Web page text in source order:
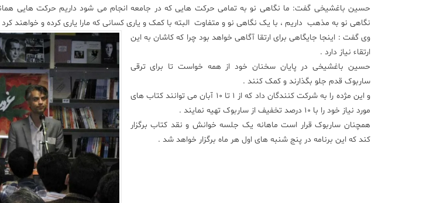
حسین باغشیخی گفت: ما نگاهی نو به تمامی حرکت هایی که در جامعه انجام می شود داریم حرکت هایی
نگاهی نو به مذهب داریم ، با یک نگاهی نو و متفاوت البته با کمک و یاری کسانی که مارا یاری کرده و خواهند
وی گفت : اینجا جایگاهی برای ارتقا آگاهی خواهد بود چرا که کاشان به این
ارتقاء نیاز دارد .
حسین باغشیخی در پایان سخنان خود از همه خواست تا برای ترقی
ساربوک قدم جلو بگذارند و کمک کنند .
و این مژده را به شرکت کنندگان داد که از ۱ تا ۱۰ آبان می توانند کتاب های
مورد نیاز خود را با ۱۰ درصد تخفیف از ساربوک تهیه نمایند .
همچنان ساربوک قرار است ماهانه یک جلسه خوانش و نقد کتاب برگزار
کند که این برنامه در پنج شنبه های اول هر ماه برگزار خواهد شد .